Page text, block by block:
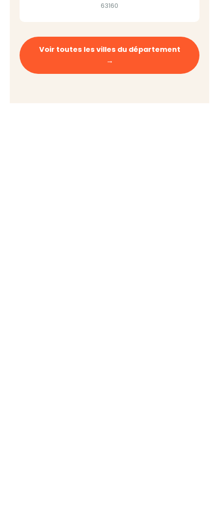
63160
Voir toutes les villes du département
→